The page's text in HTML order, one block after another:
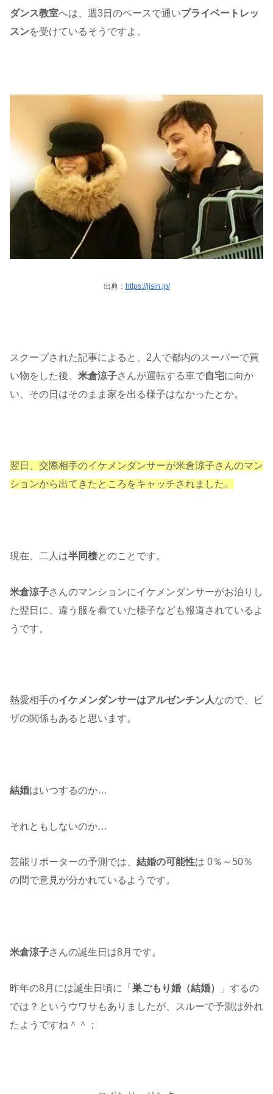
ダンス教室へは、週3日のペースで通いプライベートレッ
スンを受けているそうですよ。
出典： https://jisin.jp/
スクープされた記事によると、2人で都内のスーパーで買
い物をした後、 米倉涼子さんが運転する車で自宅に向か
い、その日はそのまま家を出る様子はなかったとか。
翌日、交際相手のイケメンダンサーが米倉涼子さんのマン
ションから出てきたところをキャッチされました。
現在、二人は半同棲とのことです。
米倉涼子さんのマンションにイケメンダンサーがお泊りし
た翌日に、違う服を着ていた様子なども報道されているよ
うです。
熱愛相手のイケメンダンサーはアルゼンチン人なので、ビ
ザの関係もあると思います。
結婚はいつするのか…
それともしないのか…
芸能リポーターの予測では、 結婚の可能性は 0％～50％
の間で意見が分かれているようです。
米倉涼子さんの誕生日は8月です。
昨年の8月には誕生日頃に「 巣ごもり婚（結婚）
」するの
では？というウワサもありましたが、スルーで予測は外れ
たようですね＾＾；